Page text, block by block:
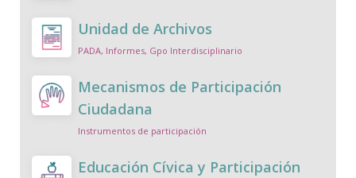
Unidad de Archivos
PADA, Informes, Gpo Interdisciplinario
Mecanismos de Participación
Ciudadana
Instrumentos de participación
Educación Cívica y Participación